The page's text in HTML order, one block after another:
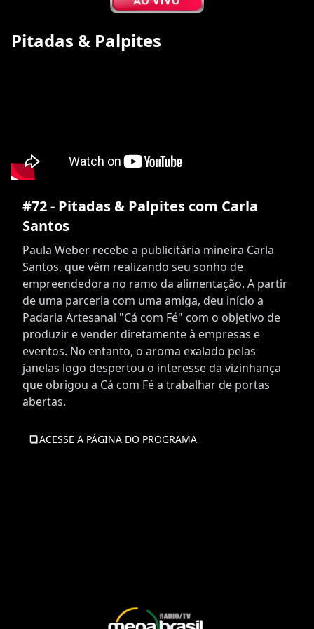
Pitadas & Palpites
#72 - Pitadas & Palpites com Carla
Santos
Paula Weber recebe a publicitária mineira Carla
Santos, que vêm realizando seu sonho de
empreendedora no ramo da alimentação. A partir
de uma parceria com uma amiga, deu início a
Padaria Artesanal "Cá com Fé" com o objetivo de
produzir e vender diretamente à empresas e
eventos. No entanto, o aroma exalado pelas
janelas logo despertou o interesse da vizinhança
que obrigou a Cá com Fé a trabalhar de portas
abertas.
ACESSE A PÁGINA DO PROGRAMA